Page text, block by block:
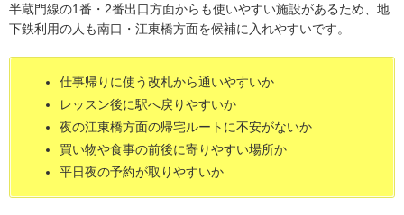
半蔵門線の1番・2番出口方面からも使いやすい施設があるため、地
下鉄利用の人も南口・江東橋方面を候補に入れやすいです。
仕事帰りに使う改札から通いやすいか
レッスン後に駅へ戻りやすいか
夜の江東橋方面の帰宅ルートに不安がないか
買い物や食事の前後に寄りやすい場所か
平日夜の予約が取りやすいか